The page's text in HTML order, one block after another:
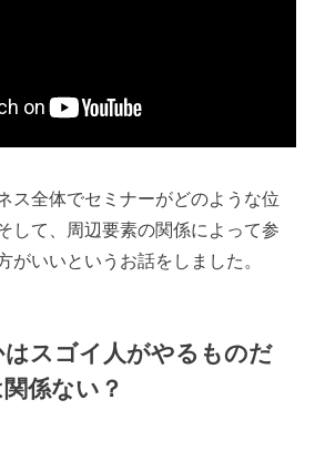
ス全体でセミナーがどのような位
して、周辺要素の関係によって参
がいいというお話をしました。
スゴイ人がやるものだ
係ない？